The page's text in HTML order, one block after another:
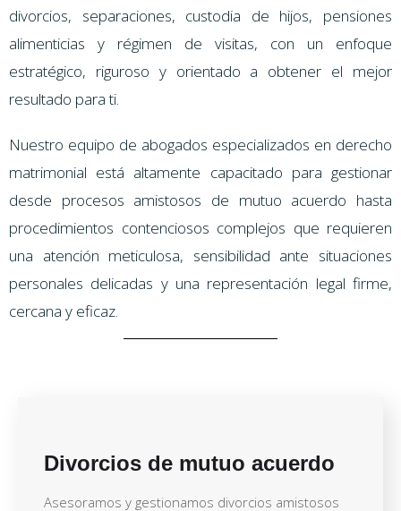
divorcios, separaciones, custodia de hijos, pensiones
alimenticias y régimen de visitas, con un enfoque
estratégico, riguroso y orientado a obtener el mejor
resultado para ti.
Nuestro equipo de abogados especializados en derecho
matrimonial está altamente capacitado para gestionar
desde procesos amistosos de mutuo acuerdo hasta
procedimientos contenciosos complejos que requieren
una atención meticulosa, sensibilidad ante situaciones
personales delicadas y una representación legal firme,
cercana y eficaz.
Divorcios de mutuo acuerdo
Asesoramos y gestionamos divorcios amistosos